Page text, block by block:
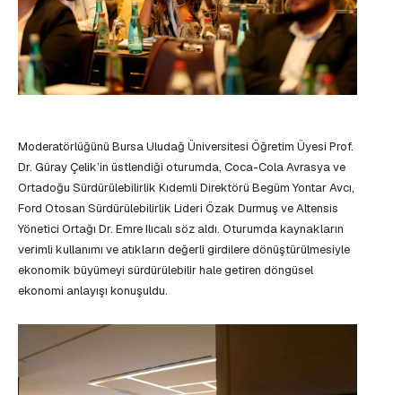
Moderatörlüğünü Bursa Uludağ Üniversitesi Öğretim Üyesi Prof.
Dr. Güray Çelik’in üstlendiği oturumda, Coca-Cola Avrasya ve
Ortadoğu Sürdürülebilirlik Kıdemli Direktörü Begüm Yontar Avcı,
Ford Otosan Sürdürülebilirlik Lideri Özak Durmuş ve Altensis
Yönetici Ortağı Dr. Emre Ilıcalı söz aldı. Oturumda kaynakların
verimli kullanımı ve atıkların değerli girdilere dönüştürülmesiyle
ekonomik büyümeyi sürdürülebilir hale getiren döngüsel
ekonomi anlayışı konuşuldu.